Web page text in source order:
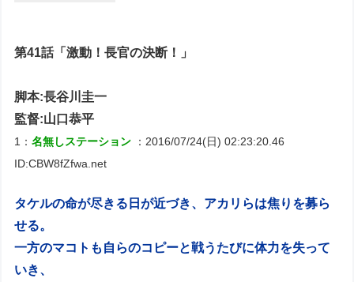
第41話「激動！長官の決断！」
脚本:長谷川圭一
監督:山口恭平
1：名無しステーション
：2016/07/24(日) 02:23:20.46
ID:CBW8fZfwa.net
タケルの命が尽きる日が近づき、アカリらは焦りを募ら
せる。
一方のマコトも自らのコピーと戦うたびに体力を失って
いき、